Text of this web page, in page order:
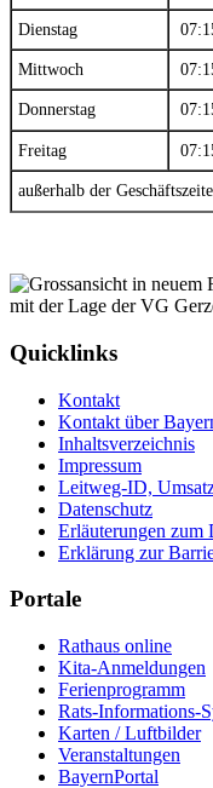
Dienstag
Mittwoch
Donnerstag
Freitag
außerhalb der
Quicklinks
Kontakt
Kontakt über
Inhaltsverzeichnis
Impressum
Leitweg-ID,
Datenschutz
Erläuterungen zum
Erklärung zur
Portale
Rathaus online
Kita-Anmeldungen
Ferienprogramm
Rats-Informations-
Karten / Luftbilder
Veranstaltungen
BayernPortal